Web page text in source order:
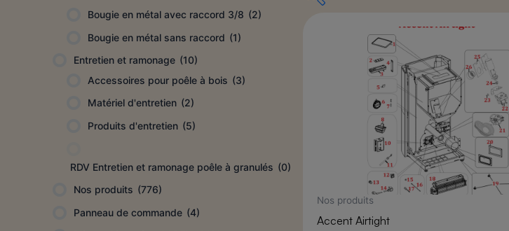
Bougie en métal avec raccord 3/8 (2)
Bougie en métal sans raccord (1)
Entretien et ramonage (10)
Accessoires pour poêle à bois (3)
Matériel d'entretien (2)
Produits d'entretien (5)
RDV Entretien et ramonage poêle à granulés (0)
Nos produits (776)
Panneau de commande (4)
Catégories de produits
Bougies(11)
Bougie en métal avec raccord 1/2
Bougie en métal avec raccord 3/8
Bougie en métal sans raccord(1)
Entretien et ramonage(10)
Accessoires pour poêle à bois(3)
Matériel d'entretien(2)
Nos produits
Accent Airtight